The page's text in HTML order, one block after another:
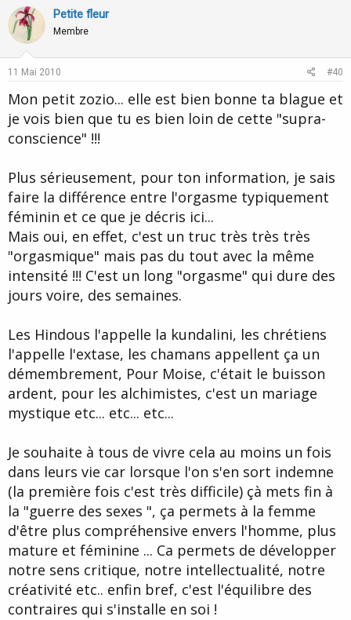
t
v
t
e
Petite fleur
Membre
11 Mai 2010 #40
Mon petit zozio... elle est bien bonne ta blague et
je vois bien que tu es bien loin de cette "supra-
conscience" !!!
Plus sérieusement, pour ton information, je sais
faire la différence entre l'orgasme typiquement
féminin et ce que je décris ici...
Mais oui, en effet, c'est un truc très très très
"orgasmique" mais pas du tout avec la même
intensité !!! C'est un long "orgasme" qui dure des
jours voire, des semaines.
Les Hindous l'appelle la kundalini, les chrétiens
l'appelle l'extase, les chamans appellent ça un
démembrement, Pour Moise, c'était le buisson
ardent, pour les alchimistes, c'est un mariage
mystique etc... etc... etc...
Je souhaite à tous de vivre cela au moins un fois
dans leurs vie car lorsque l'on s'en sort indemne
(la première fois c'est très difficile) çà mets fin à
la "guerre des sexes ", ça permets à la femme
d'être plus compréhensive envers l'homme, plus
mature et féminine ... Ca permets de développer
notre sens critique, notre intellectualité, notre
créativité etc.. enfin bref, c'est l'équilibre des
contraires qui s'installe en soi !